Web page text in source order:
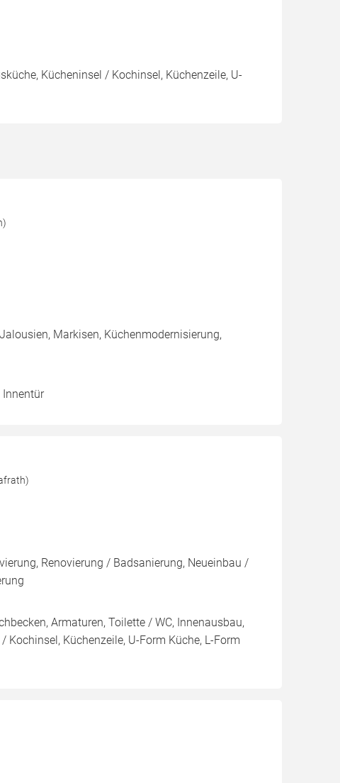
Kücheninsel / Kochinsel, Küchenzeile, U-
Markisen, Küchenmodernisierung,
Innentür
Renovierung / Badsanierung, Neueinbau /
Armaturen, Toilette / WC, Innenausbau,
Küchenzeile, U-Form Küche, L-Form